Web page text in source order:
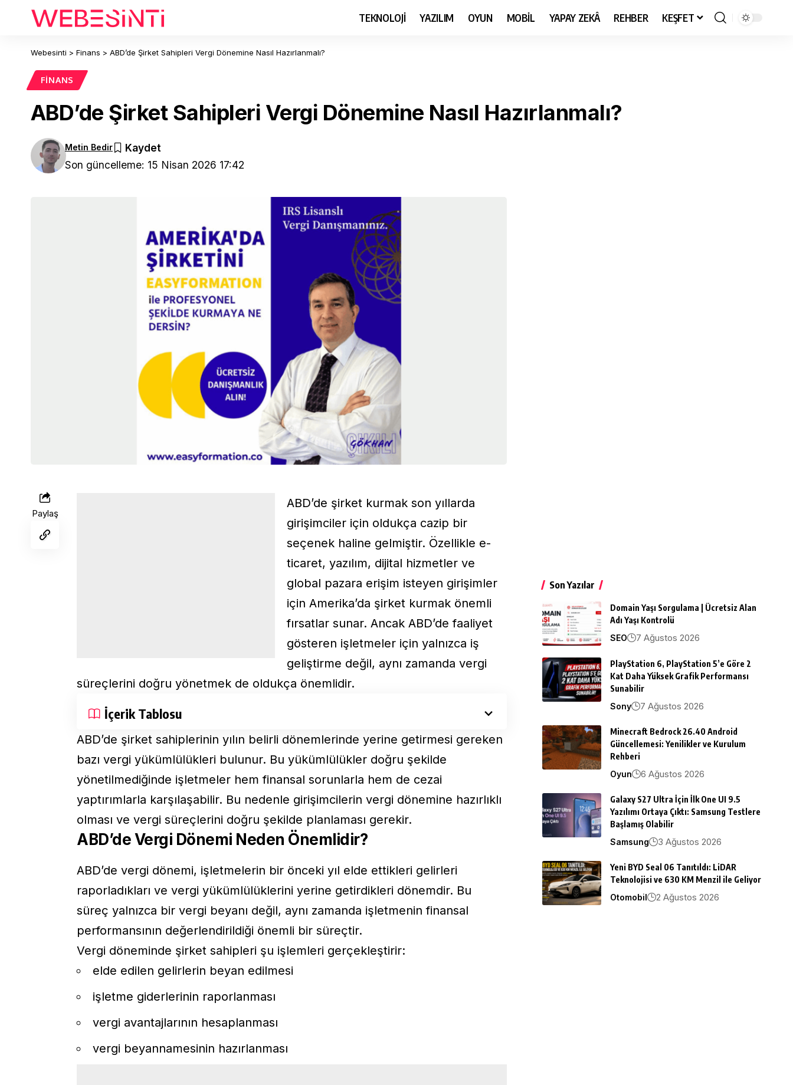
TEKNOLOJİ YAZILIM OYUN MOBİL YAPAY ZEKÂ REHBER KEŞFET
Webesinti > Finans > ABD’de Şirket Sahipleri Vergi Dönemine Nasıl Hazırlanmalı?
FINANS
ABD’de Şirket Sahipleri Vergi Dönemine Nasıl Hazırlanmalı?
Son güncelleme: 15 Nisan 2026 17:42
Metin Bedir
Paylaş
ABD’de şirket kurmak son yıllarda
girişimciler için oldukça cazip bir
seçenek haline gelmiştir. Özellikle e-
ticaret, yazılım, dijital hizmetler ve
global pazara erişim isteyen girişimler
için Amerika’da şirket kurmak önemli
fırsatlar sunar. Ancak ABD’de faaliyet
gösteren işletmeler için yalnızca iş
geliştirme değil, aynı zamanda vergi
süreçlerini doğru yönetmek de oldukça önemlidir.
İçerik Tablosu
ABD’de şirket sahiplerinin yılın belirli dönemlerinde yerine getirmesi gereken
bazı vergi yükümlülükleri bulunur. Bu yükümlülükler doğru şekilde
yönetilmediğinde işletmeler hem finansal sorunlarla hem de cezai
yaptırımlarla karşılaşabilir. Bu nedenle girişimcilerin vergi dönemine hazırlıklı
olması ve vergi süreçlerini doğru şekilde planlaması gerekir.
ABD’de Vergi Dönemi Neden Önemlidir?
ABD’de vergi dönemi, işletmelerin bir önceki yıl elde ettikleri gelirleri
raporladıkları ve vergi yükümlülüklerini yerine getirdikleri dönemdir. Bu
süreç yalnızca bir vergi beyanı değil, aynı zamanda işletmenin finansal
performansının değerlendirildiği önemli bir süreçtir.
Vergi döneminde şirket sahipleri şu işlemleri gerçekleştirir:
elde edilen gelirlerin beyan edilmesi
işletme giderlerinin raporlanması
vergi avantajlarının hesaplanması
vergi beyannamesinin hazırlanması
Son Yazılar
Domain Yaşı Sorgulama | Ücretsiz Alan
Adı Yaşı Kontrolü
SEO
7 Ağustos 2026
PlayStation 6, PlayStation 5’e Göre 2
Kat Daha Yüksek Grafik Performansı
Sunabilir
Sony
7 Ağustos 2026
Minecraft Bedrock 26.40 Android
Güncellemesi: Yenilikler ve Kurulum
Rehberi
Oyun
6 Ağustos 2026
Galaxy S27 Ultra İçin İlk One UI 9.5
Yazılımı Ortaya Çıktı: Samsung Testlere
Başlamış Olabilir
Samsung
3 Ağustos 2026
Yeni BYD Seal 06 Tanıtıldı: LiDAR
Teknolojisi ve 630 KM Menzil ile Geliyor
Otomobil
2 Ağustos 2026